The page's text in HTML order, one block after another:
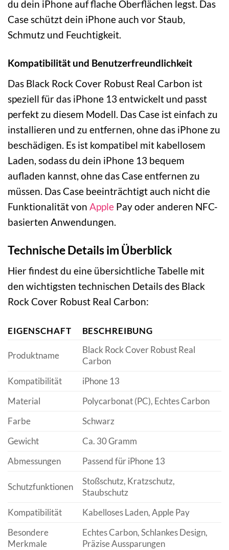
du dein iPhone auf flache Oberflächen legst. Das
Case schützt dein iPhone auch vor Staub,
Schmutz und Feuchtigkeit.
Kompatibilität und Benutzerfreundlichkeit
Das Black Rock Cover Robust Real Carbon ist
speziell für das iPhone 13 entwickelt und passt
perfekt zu diesem Modell. Das Case ist einfach zu
installieren und zu entfernen, ohne das iPhone zu
beschädigen. Es ist kompatibel mit kabellosem
Laden, sodass du dein iPhone 13 bequem
aufladen kannst, ohne das Case entfernen zu
müssen. Das Case beeinträchtigt auch nicht die
Funktionalität von Apple Pay oder anderen NFC-
basierten Anwendungen.
Technische Details im Überblick
Hier findest du eine übersichtliche Tabelle mit
den wichtigsten technischen Details des Black
Rock Cover Robust Real Carbon:
EIGENSCHAFT BESCHREIBUNG
Produktname
Black Rock Cover Robust Real
Carbon
Kompatibilität
iPhone 13
Material
Polycarbonat (PC), Echtes Carbon
Farbe
Schwarz
Gewicht
Ca. 30 Gramm
Abmessungen
Passend für iPhone 13
Schutzfunktionen
Stoßschutz, Kratzschutz,
Staubschutz
Kompatibilität
Kabelloses Laden, Apple Pay
Besondere
Merkmale
Echtes Carbon, Schlankes Design,
Präzise Aussparungen